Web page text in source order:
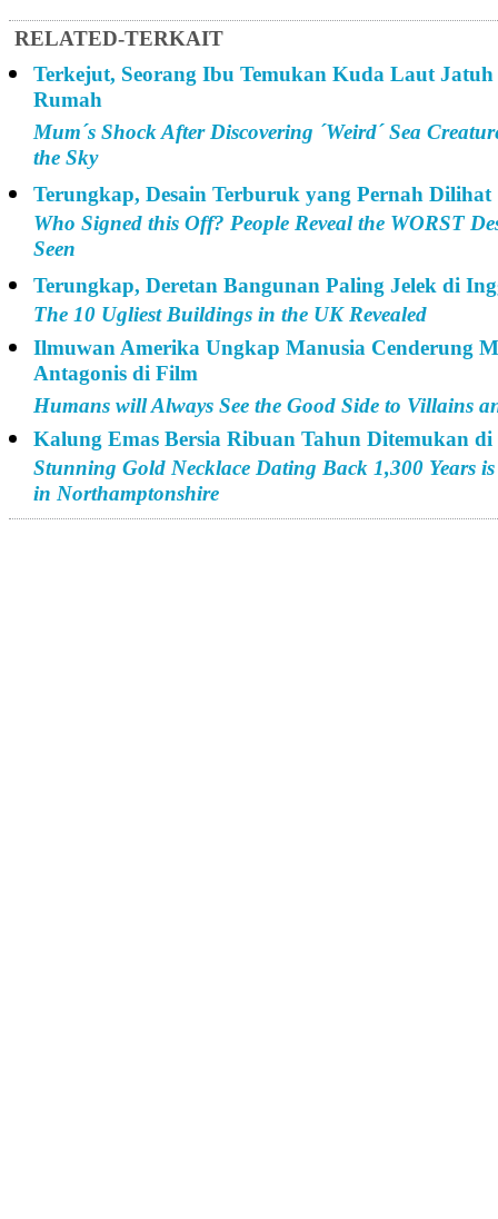
RELATED-TERKAIT
Terkejut, Seorang Ibu Temukan Kuda Laut
Rumah
Mum´s Shock After Discovering ´Weird´ Sea
the Sky
Terungkap, Desain Terburuk yang Pernah Dilihat
Who Signed this Off? People Reveal the WORST
Seen
Terungkap, Deretan Bangunan Paling Jelek di
The 10 Ugliest Buildings in the UK Revealed
Ilmuwan Amerika Ungkap Manusia Cenderung
Antagonis di Film
Humans will Always See the Good Side to Villains
Kalung Emas Bersia Ribuan Tahun Ditemukan
Stunning Gold Necklace Dating Back 1,300 Years
in Northamptonshire